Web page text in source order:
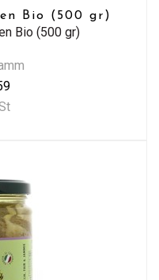
Bio (500 gr)
Bio (500 gr)